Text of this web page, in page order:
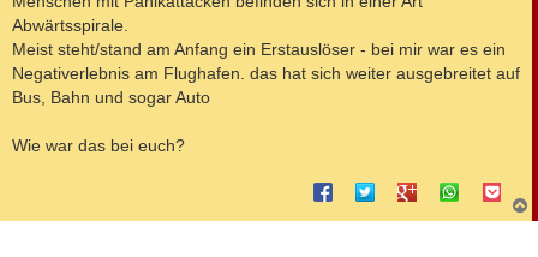
t
r
g
Abwärtsspirale.
Meist steht/stand am Anfang ein Erstauslöser - bei mir war es ein
Negativerlebnis am Flughafen. das hat sich weiter ausgebreitet auf
Bus, Bahn und sogar Auto
Wie war das bei euch?
a